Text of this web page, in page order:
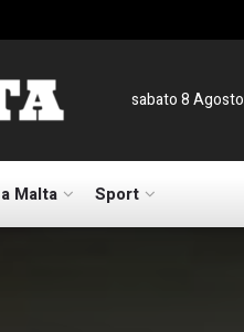
sabato 8 Agosto
Malta Sport